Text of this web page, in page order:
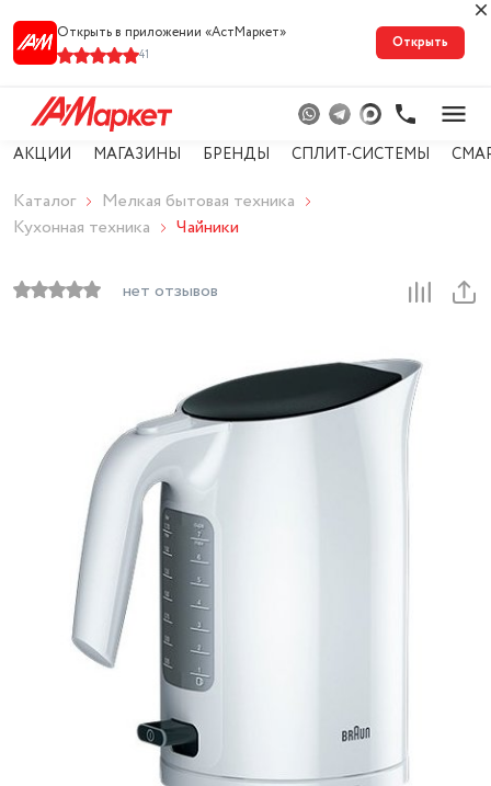
Открыть в приложении «АстМарке‪т‬»
41
Открыть
АКЦИИ МАГАЗИНЫ БРЕНДЫ СПЛИТ-СИСТЕМЫ
Каталог
Мелкая бытовая техника
Кухонная техника
Чайники
нет отзывов